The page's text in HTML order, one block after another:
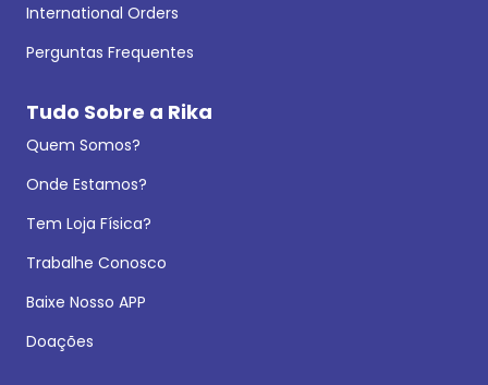
International Orders
Perguntas Frequentes
Tudo Sobre a Rika
Quem Somos?
Onde Estamos?
Tem Loja Física?
Trabalhe Conosco
Baixe Nosso APP
Doações